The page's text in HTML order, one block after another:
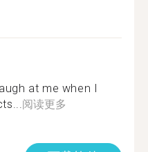
at me when I
阅读更多